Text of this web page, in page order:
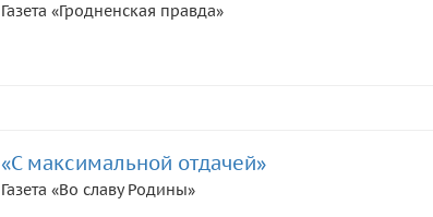
Газета «Гродненская правда»
«С максимальной отдачей»
Газета «Во славу Родины»